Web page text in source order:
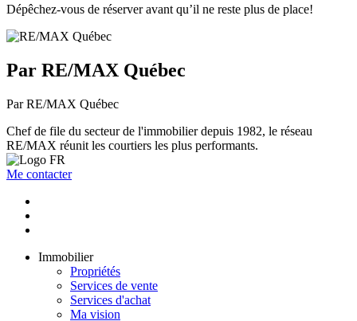
Dépêchez-vous de réserver avant qu’il ne reste plus de place!
Par RE/MAX Québec
Par RE/MAX Québec
Chef de file du secteur de l'immobilier depuis 1982, le réseau
RE/MAX réunit les courtiers les plus performants.
Me contacter
Immobilier
Propriétés
Services de vente
Services d'achat
Ma vision